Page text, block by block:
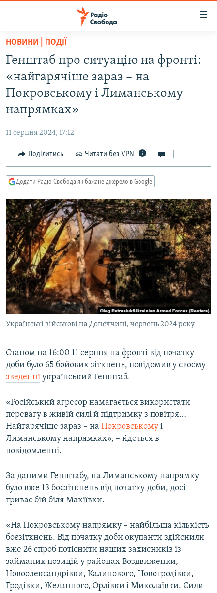
Перейти
основного
матеріалу
Перейти
до
основної
Перейти
пошуку
РАДІО СВОБОДА – 70 РОКІВ
СТАТТІ
СУСПІЛЬСТВО
КУЛЬТУРА
СПОРТ
СВІТ
ДОНБАС.РЕАЛІЇ
КРИМ.РЕАЛІЇ
ТИ ЯК?
КИТАЙ.ВИКЛИКИ
МУЛЬТИМЕДІА
ФОТО
СПЕЦПРОЄКТИ
ПОДКАСТИ
КРИМ РЕАЛІЇ
РУС
КТАТ
ДОЛУЧАЙСЯ!
Усі сайти RFE/RL
НОВИНИ | ПОДІЇ
Генштаб про ситуацію на фронті:
«найгарячіше зараз – на
Покровському і Лиманському
напрямках»
11 серпня 2024, 17:12
Поділитись Читати без VPN
Додати Радіо Свобода як бажане джерело в Google
Українські військові на Донеччині, червень 2024 року
Станом на 16:00 11 серпня на фронті від початку
доби було 65 бойових зіткнень, повідомив у своєму
зведенні український Генштаб.
«Російський агресор намагається використати
перевагу в живій силі й підтримку з повітря…
Найгарячіше зараз – на Покровському і
Лиманському напрямках», – йдеться в
повідомленні.
За даними Генштабу, на Лиманському напрямку
було вже 13 боєзіткнень від початку доби, досі
триває бій біля Макіївки.
«На Покровському напрямку – найбільша кількість
боєзіткнень. Від початку доби окупанти здійснили
вже 26 спроб потіснити наших захисників із
займаних позицій у районах Воздвиженки,
Новоолександрівки, Калинового, Новогродівки,
Гродівки, Желанного, Орлівки і Миколаївки. Сили